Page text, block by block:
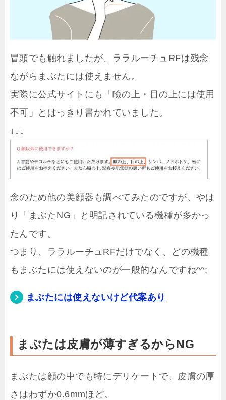
冒頭でも触れましたが、ララルーチュRFは残念
ながらまぶたには使えません。
実際に公式サイトにも「瞼の上・目の上には使用
不可」とはっきり書かれていました。
↓↓↓
念のため他の美顔器も調べてみたのですが、やは
り「まぶたNG」と明記されている機種が多かっ
たんです。
つまり、ララルーチュRFだけでなく、どの機種
もまぶたには使えないのが一般的なんですね^^;
まぶたには使えないけど代案あり
まぶたは皮膚が薄すぎるからNG
まぶたは顔の中でも特にデリケートで、皮膚の厚
さはわずか0.6mmほど。